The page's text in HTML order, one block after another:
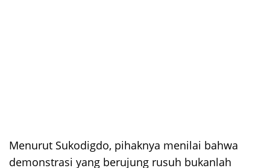
Menurut Sukodigdo, pihaknya menilai bahwa
demonstrasi yang berujung rusuh bukanlah